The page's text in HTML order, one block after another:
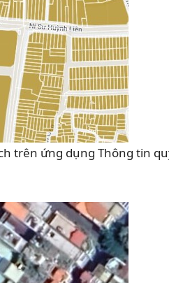
ứng dụng Thông tin